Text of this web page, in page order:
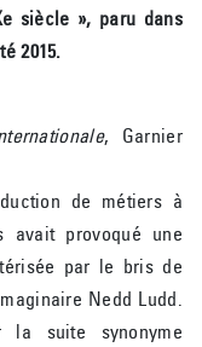
siècle », paru dans
2015.
, Garnier
de métiers à
avait provoqué une
par le bris de
Nedd Ludd.
la suite synonyme